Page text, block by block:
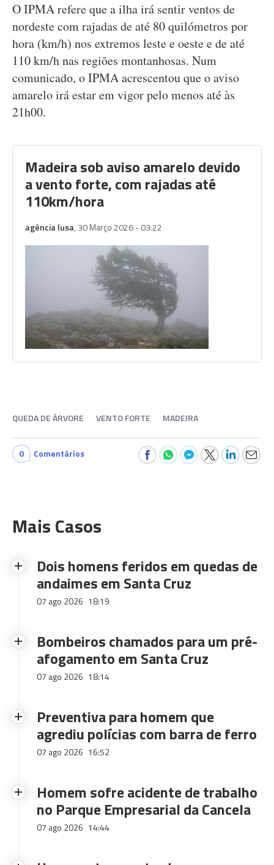
O IPMA refere que a ilha irá sentir ventos de
nordeste com rajadas de até 80 quilómetros por
hora (km/h) nos extremos leste e oeste e de até
110 km/h nas regiões montanhosas. Num
comunicado, o IPMA acrescentou que o aviso
amarelo irá estar em vigor pelo menos até às
21h00.
Madeira sob aviso amarelo devido
a vento forte, com rajadas até
110km/hora
agência lusa, 30 Março 2026 - 03:22
QUEDA DE ÁRVORE VENTO FORTE MADEIRA
0 Comentários
Mais Casos
Dois homens feridos em quedas de
andaimes em Santa Cruz
07 ago 2026 18:19
Bombeiros chamados para um pré-
afogamento em Santa Cruz
07 ago 2026 18:14
Preventiva para homem que
agrediu polícias com barra de ferro
07 ago 2026 16:52
Homem sofre acidente de trabalho
no Parque Empresarial da Cancela
07 ago 2026 14:44